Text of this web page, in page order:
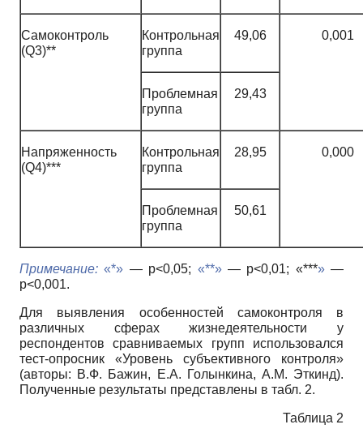
Самоконтроль
(Q3)**
Контрольная
группа
49,06 0,001
Проблемная
группа
29,43
Напряженность
(Q4)***
Контрольная
группа
28,95 0,000
Проблемная
группа
50,61
Примечание: «*» — p<0,05; «**»— p<0,01; «***»—
p<0,001.
Для выявления особенностей самоконтроля в
различных сферах жизнедеятельности у
респондентов сравниваемых групп использовался
тест-опросник «Уровень субъективного контроля»
(авторы: В.Ф. Бажин, Е.А. Голынкина, А.М. Эткинд).
Полученные результаты представлены в табл. 2.
Таблица 2